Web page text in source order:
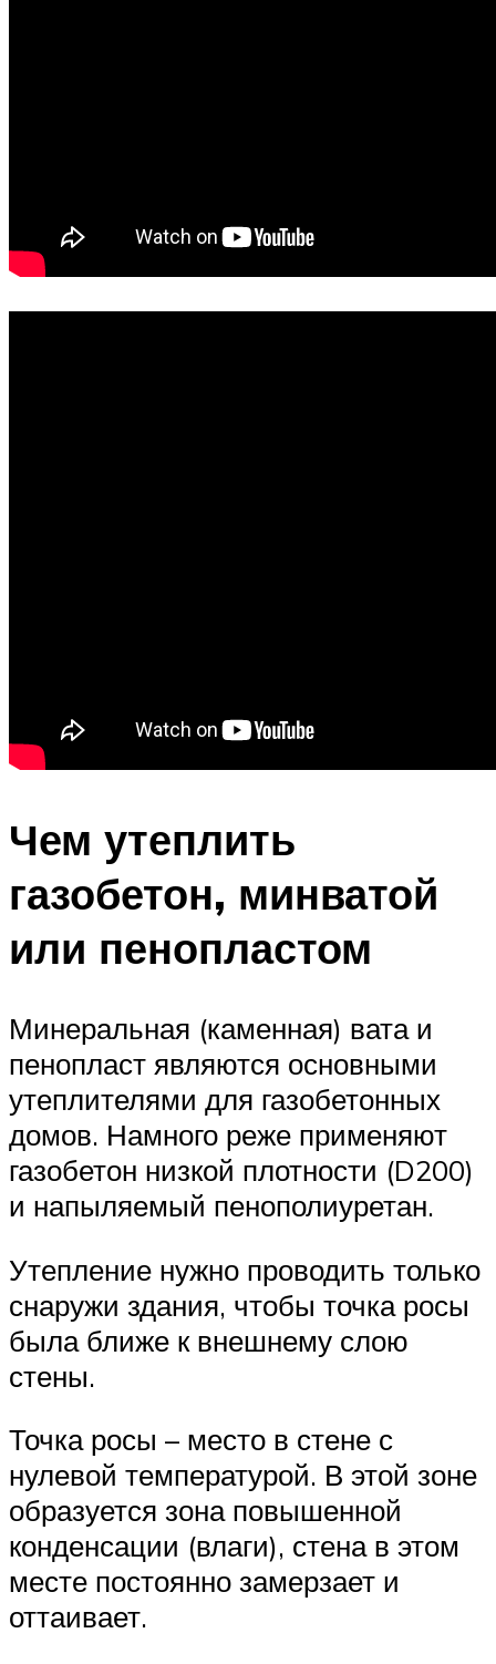
Чем утеплить
газобетон, минватой
или пенопластом
Минеральная (каменная) вата и
пенопласт являются основными
утеплителями для газобетонных
домов. Намного реже применяют
газобетон низкой плотности (D200)
и напыляемый пенополиуретан.
Утепление нужно проводить только
снаружи здания, чтобы точка росы
была ближе к внешнему слою
стены.
Точка росы – место в стене с
нулевой температурой. В этой зоне
образуется зона повышенной
конденсации (влаги), стена в этом
месте постоянно замерзает и
оттаивает.